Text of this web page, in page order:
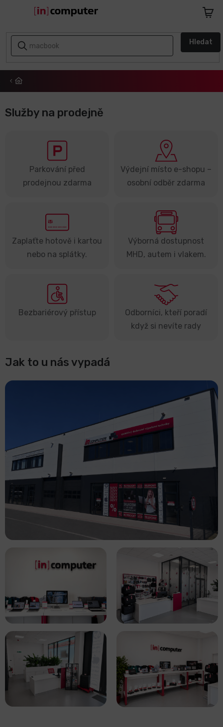
Hledat
AKCE
SLEVY
ZPÁTKY
DO
Telefony
monitory
Příslušenství
Značky
Služby na prodejně
Parkování před
prodejnou zdarma
Výdejní místo e-shopu –
osobní odběr zdarma
Zaplaťte hotově i kartou
nebo na splátky.
Výborná dostupnost
MHD, autem i vlakem.
Bezbariérový přístup
Odborníci, kteří poradí
když si nevíte rady
Jak to u nás vypadá